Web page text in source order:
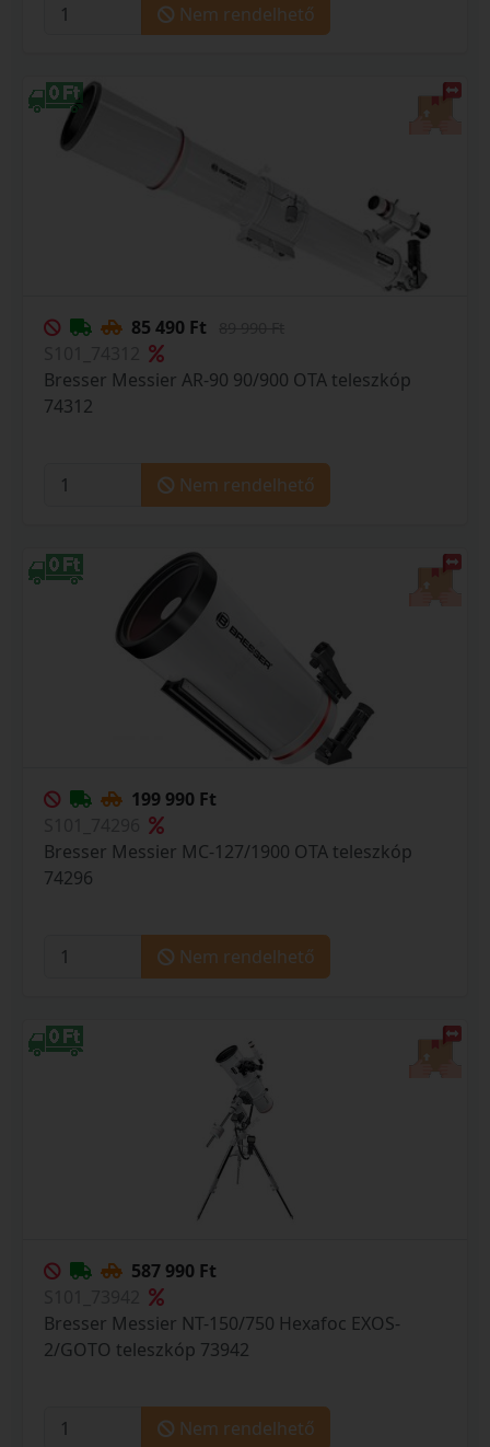
Nem rendelhető
85 490 Ft
Bresser Messier AR-90 90/900 OTA teleszkóp
74312
Nem rendelhető
199 990 Ft
Bresser Messier MC-127/1900 OTA teleszkóp
74296
Nem rendelhető
587 990 Ft
Bresser Messier NT-150/750 Hexafoc EXOS-
2/GOTO teleszkóp 73942
Nem rendelhető